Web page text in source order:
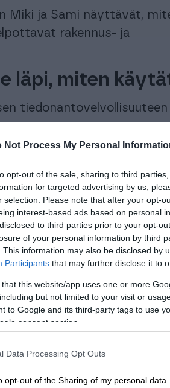
Not Process My Personal
opt-out of the sale, sharing to third
for targeted advertising by us,
selection. Please note that after your opt-
interest-based ads based on personal
to third parties prior to your opt-
of your personal information by third
This information may also be disclosed by
Participants that may further disclose it to
that this website/app uses one or more
but not limited to your visit or
to Google and its third-party tags to use
consent section.
Data Processing Opt Outs
opt-out of the Sharing of my personal data.
Miki ja Sami näyttävät,
rakennus- ja
läpi, miten
tiedonantovelvollisuuteen
Ecomissa
jotka haluavat hyödyntää
Pro -käyttäjille, jotka
talotekniikka- ja
tehokasta
niin saat
(+358 muodossa)